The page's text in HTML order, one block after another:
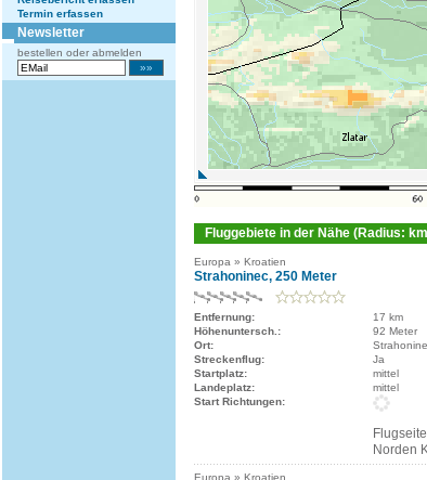
Termin erfassen
Newsletter
bestellen oder abmelden
Fluggebiete in der Nähe (Radius:
Europa » Kroatien
Strahoninec, 250 Meter
Entfernung:
17 km
Höhenuntersch.:
92 Meter
Ort:
Streckenflug:
Ja
Startplatz:
mittel
Landeplatz:
mittel
Start Richtungen:
Norden
Europa » Kroatien